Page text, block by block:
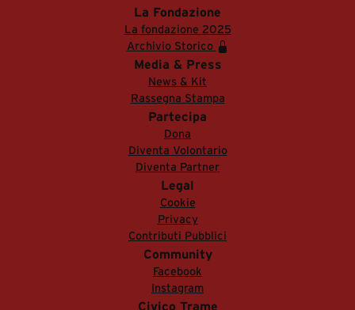
La Fondazione
La fondazione 2025
Archivio Storico
Media & Press
News & Kit
Rassegna Stampa
Partecipa
Dona
Diventa Volontario
Diventa Partner
Legal
Cookie
Privacy
Contributi Pubblici
Community
Facebook
Instagram
Civico Trame